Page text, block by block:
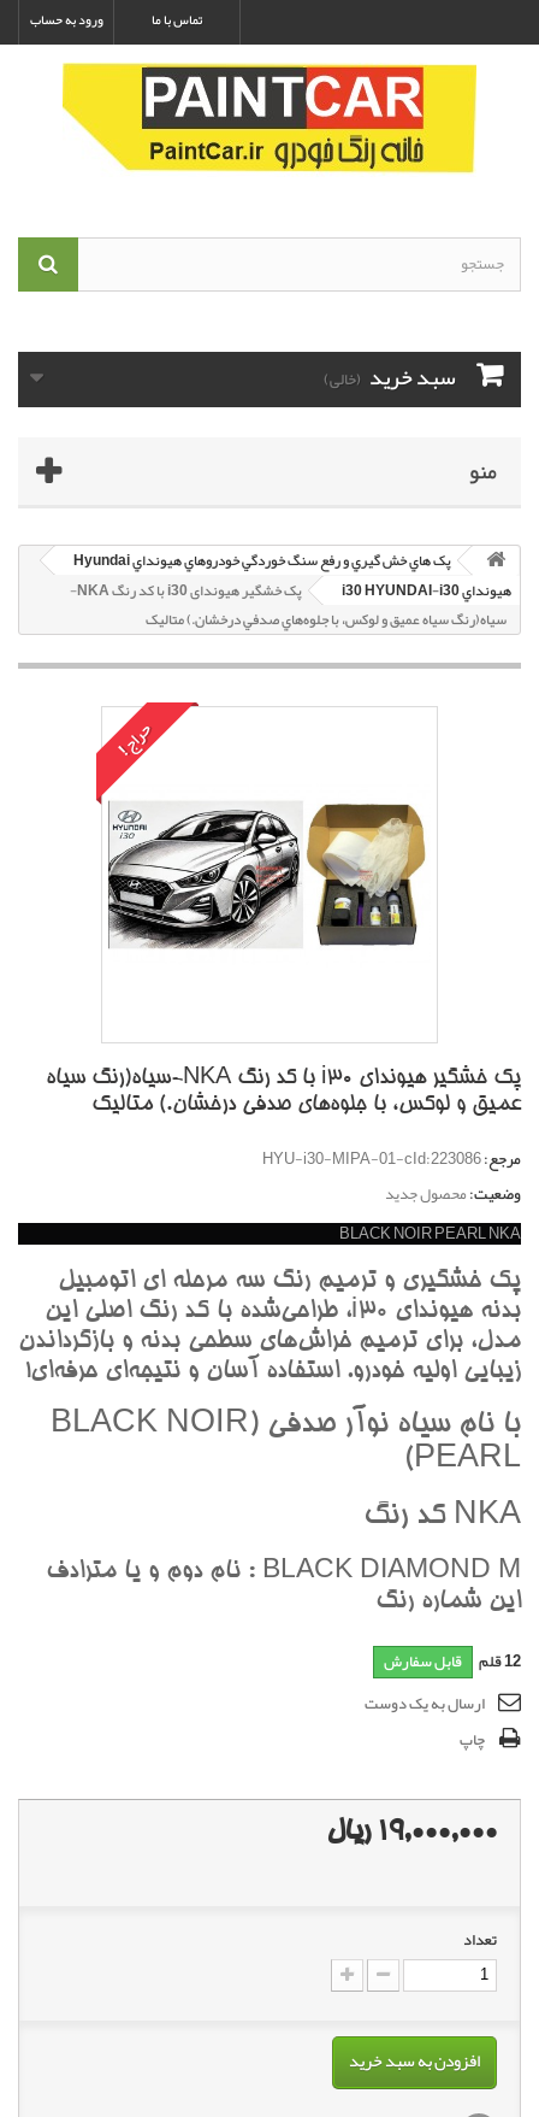
ورود به حساب تماس با ما
سبد خرید (خالی)
منو
پک هاي خش گيري و رفع سنگ خوردگي خودروهاي هيونداي Hyundai
هيونداي i30 HYUNDAI-i30
پک خشگير هیوندای i30 با کد رنگ NKA-
سياه(رنگ سياه عميق و لوکس، با جلوه‌هاي صدفي درخشان.) متاليک
حراج!
پک خشگير هیوندای i30 با کد رنگ NKA-سياه(رنگ سياه
عميق و لوکس، با جلوه‌هاي صدفي درخشان.) متاليک
مرجع:HYU-i30-MIPA-01-cId:223086
وضعیت:محصول جدید
BLACK NOIR PEARL NKA
پک خشگيري و ترميم رنگ سه مرحله اي اتومبيل
بدنه هيونداي i30، طراحي‌شده با کد رنگ اصلي اين
مدل، براي ترميم خراش‌هاي سطحي بدنه و بازگرداندن
زيبايي اوليه خودرو. استفاده آسان و نتيجه‌اي حرفه‌اي!
با نام سياه نوآر صدفي (BLACK NOIR
PEARL)
NKA کد رنگ
BLACK DIAMOND M : نام دوم و يا مترادف
اين شماره رنگ
12قلم قابل سفارش
ارسال به یک دوست
چاپ
19,000,000 ریال
تعداد
افزودن به سبد خرید